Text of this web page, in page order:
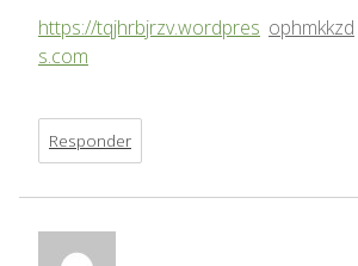
ophmkkzd
https://tqjhrbjrzv.wordpres
s.com
Responder